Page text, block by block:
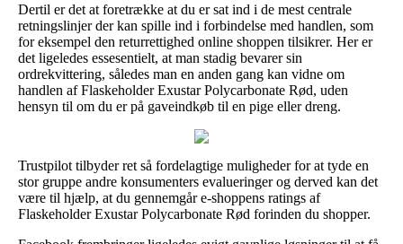
Dertil er det at foretrække at du er sat ind i de mest centrale
retningslinjer der kan spille ind i forbindelse med handlen, som
for eksempel den returrettighed online shoppen tilsikrer. Her er
det ligeledes essesentielt, at man stadig bevarer sin
ordrekvittering, således man en anden gang kan vidne om
handlen af Flaskeholder Exustar Polycarbonate Rød, uden
hensyn til om du er på gaveindkøb til en pige eller dreng.
Trustpilot tilbyder ret så fordelagtige muligheder for at tyde en
stor gruppe andre konsumenters evalueringer og derved kan det
være til hjælp, at du gennemgår e-shoppens ratings af
Flaskeholder Exustar Polycarbonate Rød forinden du shopper.